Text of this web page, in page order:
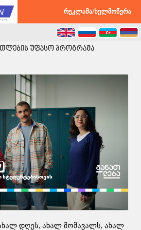
რეკლამა/ხელმოწერა
უფასო პროგრამა
დღეს, ახალ მომავალს, ახალ
ყველა უფლება დაცულია